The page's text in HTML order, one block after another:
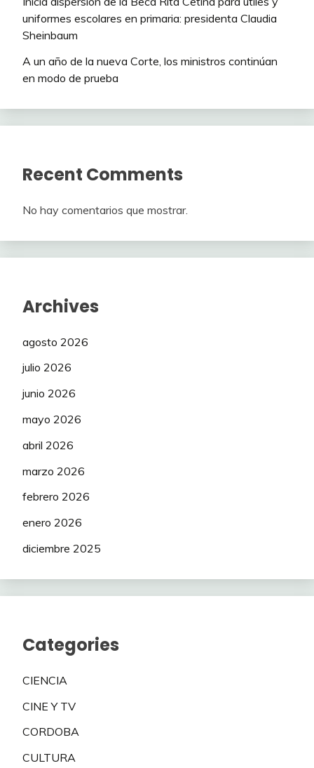
uniformes escolares en primaria: presidenta Claudia
Sheinbaum
A un año de la nueva Corte, los ministros continúan
en modo de prueba
Recent Comments
No hay comentarios que mostrar.
Archives
agosto 2026
julio 2026
junio 2026
mayo 2026
abril 2026
marzo 2026
febrero 2026
enero 2026
diciembre 2025
Categories
CIENCIA
CINE Y TV
CORDOBA
CULTURA